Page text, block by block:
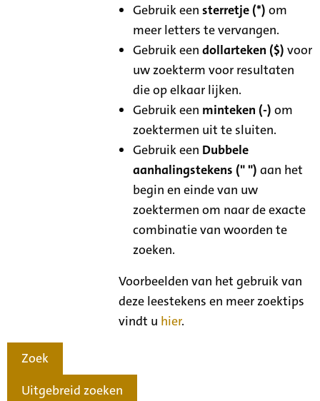
Gebruik eensterretje (*) om
meer letters te vervangen.
Gebruik eendollarteken ($) voor
uw zoekterm voor resultaten
die op elkaar lijken.
Gebruik een minteken (-) om
zoektermen uit te sluiten.
Gebruik een Dubbele
aanhalingstekens (" ") aan het
begin en einde van uw
zoektermen om naar de exacte
combinatie van woorden te
zoeken.
Voorbeelden van het gebruik van
deze leestekens en meer zoektips
vindt u hier.
Zoek
Uitgebreid zoeken